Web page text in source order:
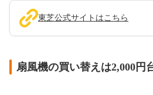
東芝公式サイトはこちら
扇風機の買い替えは2,000円